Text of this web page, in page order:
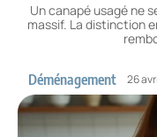
Un canapé usagé ne
massif. La distinction
Déménagement 26